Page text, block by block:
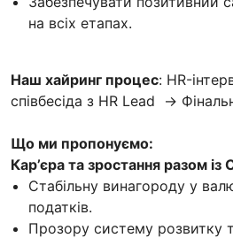
на всіх етапах.
Наш хайринг процес: HR-
співбесіда з HR Lead →
Що ми пропонуємо:
Кар’єра та зростання разом із
Стабільну винагороду у
податків.
Прозору систему розвитку